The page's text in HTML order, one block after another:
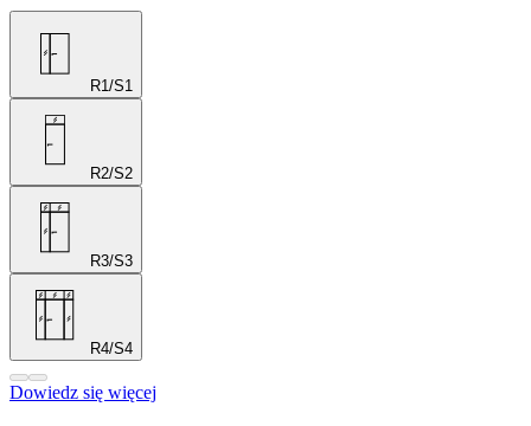
R1/S1
R2/S2
R3/S3
R4/S4
Dowiedz się więcej